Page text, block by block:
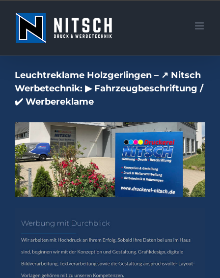
springen
Leuchtreklame Holzgerlingen – ↗️ Nitsch
Werbetechnik: ▶︎ Fahrzeugbeschriftung /
✔️ Werbereklame